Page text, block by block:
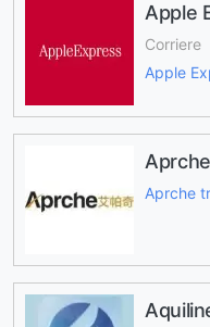
Apple
Corriere
Apple
Aprche
Aprche